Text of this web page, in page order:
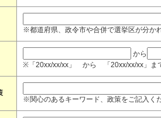
※都道府県、政令市や合併で選挙区が分か
から
※「20xx/xx/xx」 から 「20xx/xx/xx」ま
※関心のあるキーワード、政策をご記入く